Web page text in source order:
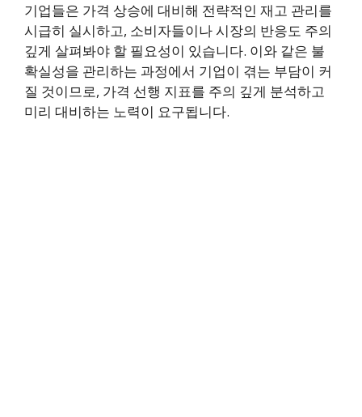
기업들은 가격 상승에 대비해 전략적인 재고 관리를
시급히 실시하고, 소비자들이나 시장의 반응도 주의
깊게 살펴봐야 할 필요성이 있습니다. 이와 같은 불
확실성을 관리하는 과정에서 기업이 겪는 부담이 커
질 것이므로, 가격 선행 지표를 주의 깊게 분석하고
미리 대비하는 노력이 요구됩니다.